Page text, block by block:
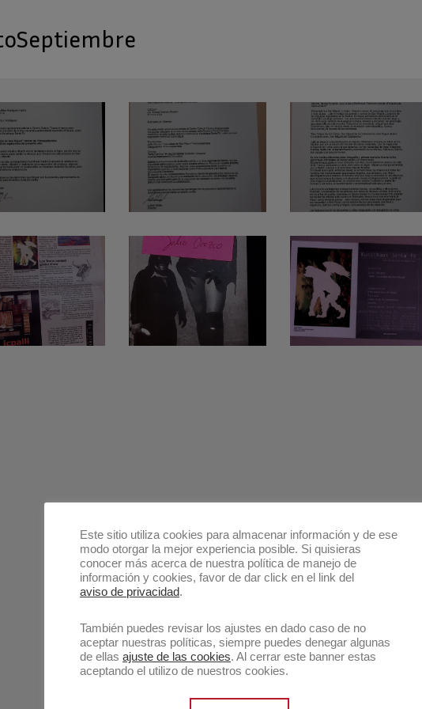
Este sitio utiliza cookies para almacenar información y de ese
modo otorgar la mejor experiencia posible. Si quisieras
conocer más acerca de nuestra política de manejo de
información y cookies, favor de dar click en el link del
aviso de privacidad.
También puedes revisar los ajustes en dado caso de no
aceptar nuestras políticas, siempre puedes denegar algunas
de ellas ajuste de las cookies. Al cerrar este banner estas
aceptando el utilizo de nuestros cookies.